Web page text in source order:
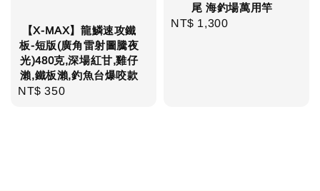
【X-MAX】龍鱗速攻鐵
板-短版(廣角雷射圖騰夜
光)480克,深場紅甘,雞仔
瀨,鐵板瀨,釣魚台爆咬款
Regular
NT$ 350
尾 海釣場萬用竿
Regular
NT$ 1,300